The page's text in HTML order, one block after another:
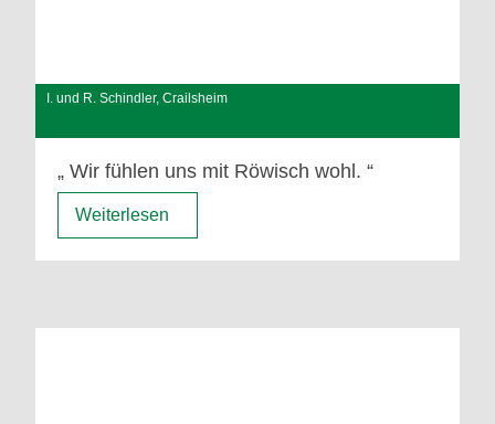
I. und R. Schindler, Crailsheim
Wir fühlen uns mit Röwisch wohl.
Weiterlesen